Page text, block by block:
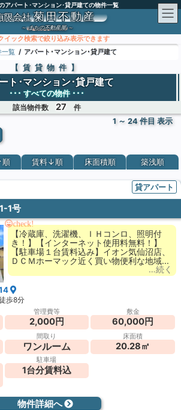
アパート･マンション･貸戸建ての物件一覧
限会社 菊田不動産
～まちの不動産屋～
イック検索で絞り込み表示できます
一覧 アパート･マンション･貸戸建て
【賃貸物件】
ト･マンション･貸戸建て
･･･ すべての物件 ･･･
該当物件数 27 件
1 ～ 24 件目 表示
賃料↓順 床面積順 築浅順
貸アパート
1号
check!
【冷蔵庫、洗濯機、ＩＨコンロ、照明付
き！】【インターネット使用料無料！】
【駐車場１台賃料込み】イオン気仙沼店、
ＤＣＭホーマック近く買い物便利な地域...
…続く
歩8分
管理費等
2,000円
敷金
60,000円
間取り
ワンルーム
床面積
20.28㎡
駐車場
1台分賃料込
物件詳細へ